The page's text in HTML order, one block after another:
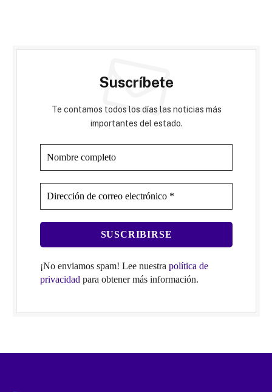
Suscríbete
Te contamos todos los días las noticias más
importantes del estado.
¡No enviamos spam! Lee nuestra política de
privacidadpara obtener más información.